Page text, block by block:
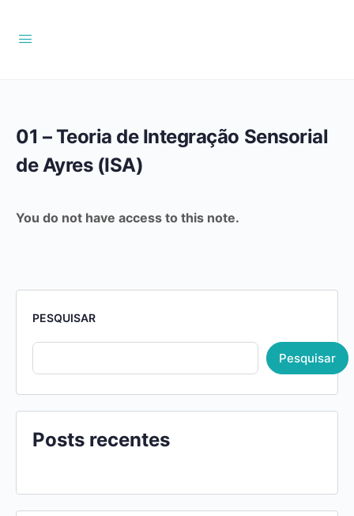
01 – Teoria de Integração Sensorial
de Ayres (ISA)
You do not have access to this note.
PESQUISAR
Pesquisar
Posts recentes